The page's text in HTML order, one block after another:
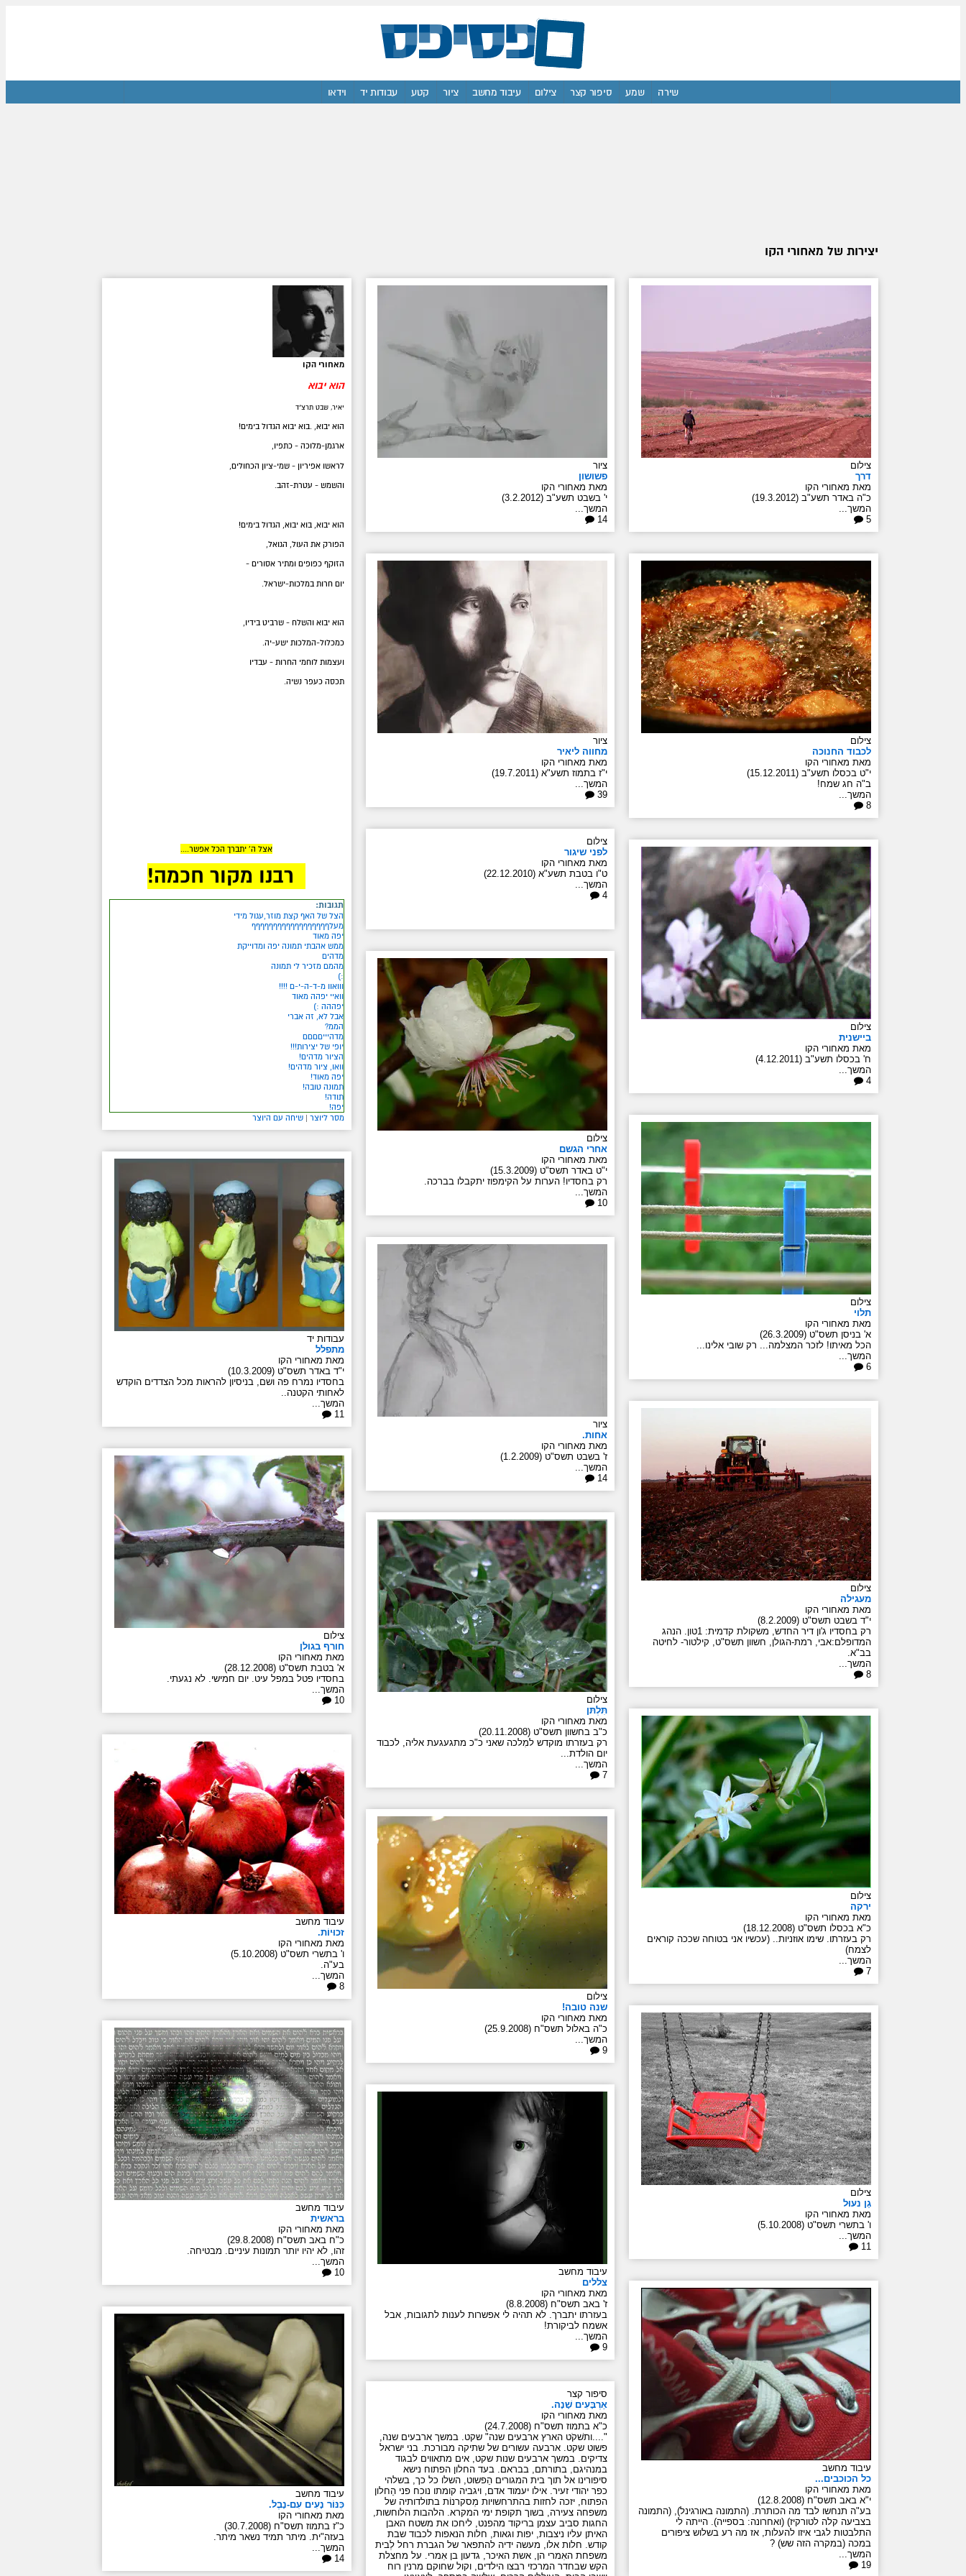
שירה שמע סיפור קצר צילום עיבוד מחשב ציור קטע עבודות יד וידאו
יצירות של מאחורי הקו
צילום
דרך
מאת מאחורי הקו
כ"ה באדר תשע"ב (19.3.2012)
המשך...
5
צילום
לכבוד החנוכה
מאת מאחורי הקו
י"ט בכסלו תשע"ב (15.12.2011)
ב"ה חג שמח!
המשך...
8
צילום
ביישנית
מאת מאחורי הקו
ח' בכסלו תשע"ב (4.12.2011)
המשך...
4
צילום
תלוי
מאת מאחורי הקו
א' בניסן תשס"ט (26.3.2009)
הכל מאיתו! לזכר המצלמה... רק שובי אלינו...
המשך...
6
צילום
מעגילה
מאת מאחורי הקו
י"ד בשבט תשס"ט (8.2.2009)
רק בחסדיו ג'ון דיר החדש, משקולת קדמית: 1טון. הנהג
המדופלם:אבי, רמת-הגולן, חשוון תשס"ט, קילטור- לחיטה
בב"א.
המשך...
8
צילום
ירקה
מאת מאחורי הקו
כ"א בכסלו תשס"ט (18.12.2008)
רק בעזרתו. שימו אוזניות.. (עכשיו אני בטוחה שככה קוראים
לצמח)
המשך...
7
צילום
גַן נעוּל
מאת מאחורי הקו
ו' בתשרי תשס"ט (5.10.2008)
המשך...
11
עיבוד מחשב
כל הכוכבים...
מאת מאחורי הקו
י"א באב תשס"ח (12.8.2008)
בע"ה תנחשו לבד מה הכותרת. (התמונה באורגינל), (התמונה
בצביעה קלה לטורקיז) (ואחרונה: בספייה). הייתה לי
התלבטות לגבי איזו להעלות, אז מה רע בשלוש ציפורים
במכה (במקרה הזה שש) ?
המשך...
19
ציור
פשושון
מאת מאחורי הקו
י' בשבט תשע"ב (3.2.2012)
המשך...
14
ציור
מחווה ליאיר
מאת מאחורי הקו
י"ז בתמוז תשע"א (19.7.2011)
המשך...
39
צילום
לפני שיגור
מאת מאחורי הקו
ט"ו בטבת תשע"א (22.12.2010)
המשך...
4
צילום
אחרי הגשם
מאת מאחורי הקו
י"ט באדר תשס"ט (15.3.2009)
רק בחסדיו! הערות על הקימפוז יתקבלו בברכה.
המשך...
10
ציור
אחות.
מאת מאחורי הקו
ז' בשבט תשס"ט (1.2.2009)
המשך...
14
צילום
תִּלְתּן
מאת מאחורי הקו
כ"ב בחשוון תשס"ט (20.11.2008)
רק בעזרתו מוקדש למִלכה שאני כ"כ מתגעגעת אליה, לכבוד
יום הולדת...
המשך...
7
צילום
שנה טובה!
מאת מאחורי הקו
כ"ה באלול תשס"ח (25.9.2008)
המשך...
9
עיבוד מחשב
צללים
מאת מאחורי הקו
ז' באב תשס"ח (8.8.2008)
בעזרתו יתברך. לא תהיה לי אפשרות לענות לתגובות, אבל
אשמח לביקורת!
המשך...
9
סיפור קצר
אַרְבָּעִים שָׁנָה.
מאת מאחורי הקו
כ"א בתמוז תשס"ח (24.7.2008)
"....ותשׁקֹט הארץ ארבעים שנה" שקט. במשך ארבעים שנה,
פשוט שקט. ארבעה עשורים של שתיקה מבורכת. בני ישראל
צדיקים. במשך ארבעים שנות שקט, אים מתאווים לבגוד
במנהיגם, בתורתם, בבראם. בעד החלון הפתוח נישא
סיפורינו אל תוך בית המגורים הֵפשוט, השלו כל כך, בשלהי
כפר יהודי זעיר. אילו יעמוד אדם, ויגביה קומתו נוכח פני הֵחלון
הפתוח, יזכה לחזות בהתרחשויות מְסקרנוֹת בתולדותיה של
משפחה צעירה, בשוך תקופת ימי המקרא. הלהבות הלוחשות,
החגות סביב עצמן בריקוד מהפנט, ליחכו את משטח האבן
האיתן עליו ניצבות, יפות וגאות, חלות הנאפות לכבוד שבת
קודש. חלות אלו, מעשה ידיה להתפאר של הגברת רחל לְבית
משפחת האִמרי הן, אשת האיכר, גדעון בן אִמרי. על מחצלת
הקש שבחדר המרכזי רבצו הילדים, וקול שחוקם מרנין רוח
מאחורי הקו
הוא יבוא
יאיר, שבט תרצ"ד
הוא יבוא, .בוא יבוא הגדול בימים!
ארגמן-מלוכה - כתפיו,
לראשו אפיריון - שמי-ציון הכחולים,
והשמש - עטרת-זהב.
הוא יבוא, בוא יבוא, הגדול בימים!
הפורק את העול, הגואל,
הזוקף כפופים ומתיר אסורים -
יום חרות במלכות-ישראל.
הוא יבוא והשלח - שרביט בידיו,
כמכלול-המלכות ישע-יה.
ועצמות לוחמי החרות - עבדיו
תכסה כעפר נשיה.
אצל ה' יתברך הכל אפשר....
רבנו מקור חכמה!
תגובות:
הצל של האף קצת מוזר,עגול מידי
מעלףףףףףףףףףףףףףףףףףף
יפה מאוד
ממש אהבתי תמונה יפה ומדוייקת
מדהים
מהמם מזכיר לי תמונה
:)
ווואוו מ-ד-ה-י-ם !!!!
וואיי יפהה מאוד
יפההה :)
אבל לא, זה אברי
הממ?
מדהיייםםםם
יופי של יצירות!!!
הציור מדהים!
וואו, ציור מדהים!
יפה מאוד!
תמונה טובה!
תודה!
יפה!
מסר ליוצר |שיחה עם היוצר
עבודות יד
מתפלל
מאת מאחורי הקו
י"ד באדר תשס"ט (10.3.2009)
בחסדיו נמרח פה ושם, בניסיון להראות מכל הצדדים הוקדש
לאחותי הקטנה..
המשך...
11
צילום
חורף בגולן
מאת מאחורי הקו
א' בטבת תשס"ט (28.12.2008)
בחסדיו פטל במפל עיט. יום חמישי. לא נגעתי.
המשך...
10
עיבוד מחשב
זכוּיוֹת.
מאת מאחורי הקו
ו' בתשרי תשס"ט (5.10.2008)
בע"ה.
המשך...
8
עיבוד מחשב
בראשית
מאת מאחורי הקו
כ"ח באב תשס"ח (29.8.2008)
זהו, לא יהיו יותר תמונות עיניים. מבטיחה.
המשך...
10
עיבוד מחשב
כִּנּוֹר נָעִים עִם-נָבֶל.
מאת מאחורי הקו
כ"ז בתמוז תשס"ח (30.7.2008)
בעזה"ית. מיתר תמיד נשאר מיתר.
המשך...
14